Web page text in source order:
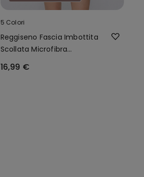
5 Colori
Reggiseno Fascia Imbottita
Scollata Microfibra
Riciclata
16,99 €